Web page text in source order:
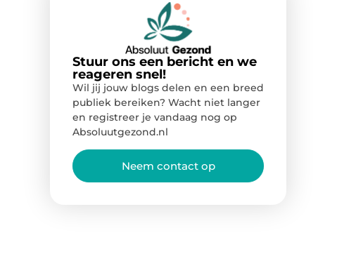
Stuur ons een bericht en we
reageren snel!
Wil jij jouw blogs delen en een breed
publiek bereiken? Wacht niet langer
en registreer je vandaag nog op
Absoluutgezond.nl
Neem contact op